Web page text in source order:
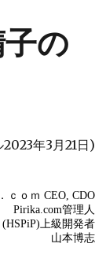
の
年3月21日)